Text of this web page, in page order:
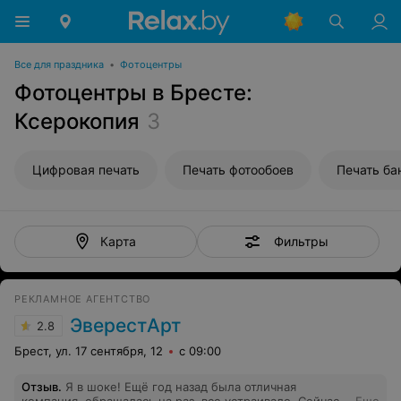
Все для праздника • Фотоцентры
Фотоцентры в Бресте:
Ксерокопия 3
Цифровая печать Печать фотообоев Печать
Карта Фильтры
РЕКЛАМНОЕ АГЕНТСТВО
2.8 ЭверестАрт
Брест, ул. 17 сентября, 12 с 09:00
Отзыв. Я в шоке! Ещё год назад была отличная